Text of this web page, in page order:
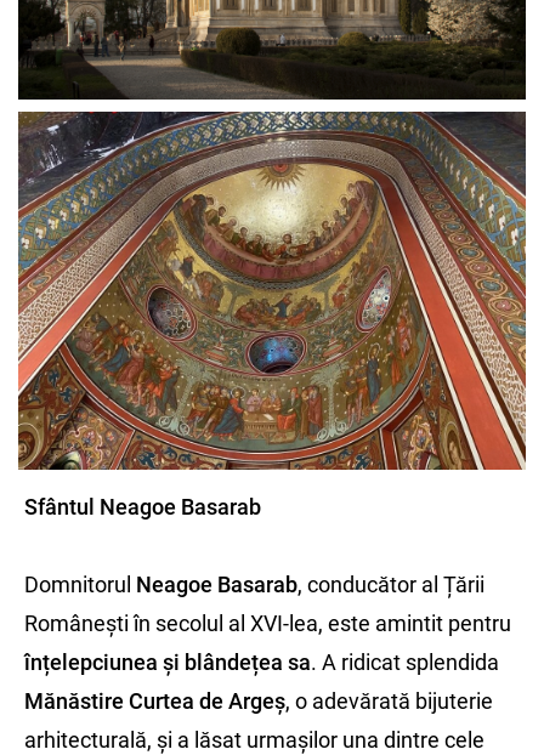
Sfântul Neagoe Basarab
Domnitorul Neagoe Basarab, conducător al Țării
Românești în secolul al XVI-lea, este amintit pentru
înțelepciunea și blândețea sa. A ridicat splendida
Mănăstire Curtea de Argeș, o adevărată bijuterie
arhitecturală, și a lăsat urmașilor una dintre cele